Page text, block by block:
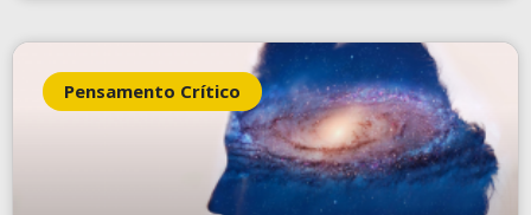
Pensamento Crítico